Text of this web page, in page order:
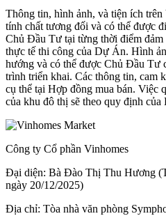
Thông tin, hình ảnh, và tiện ích
tính chất tương đối và có thể được
Chủ Đầu Tư tại từng thời điểm đảm
thực tế thi công của Dự Án. Hình
hướng và có thể được Chủ Đầu Tư
trình triển khai. Các thông tin, cam
cụ thể tại Hợp đồng mua bán. Việc
của khu đô thị sẽ theo quy định của
Công ty Cổ phần Vinhomes
Đại diện: Bà Đào Thị Thu Hương
ngày 20/12/2025)
Địa chỉ: Tòa nhà văn phòng